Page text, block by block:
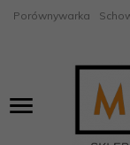
Porównywarka